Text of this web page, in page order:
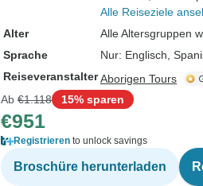
Alle Reiseziele
Alter
Alle Altersgruppen
Sprache
Nur: Englisch,
ReiseveranstalterAborigen Tours
Ab €1.118 15% sparen
€951
Registrieren to unlock savings
Broschüre herunterladen